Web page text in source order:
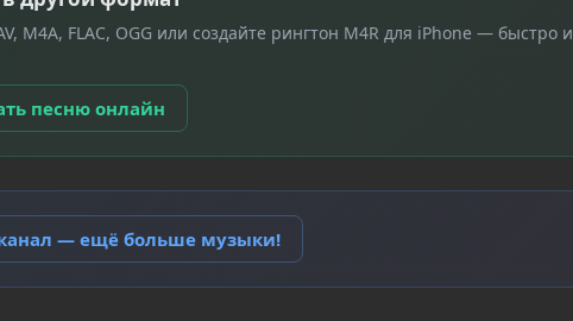
M4A, FLAC, OGG или создайте рингтон M4R для iPhone — быстро и
песню онлайн
— ещё больше музыки!